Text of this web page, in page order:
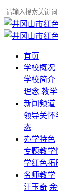
首页
学校概况
学校简介
理念 教
新闻频道
领导关怀
态
办学特色
专题教学
学红色拓
名师教学
汪玉奇